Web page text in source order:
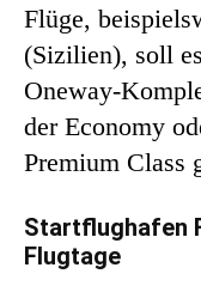
Flüge,
(Sizilien), soll
Oneway-
der Economy
Premium Class
Startflughafen
Flugtage